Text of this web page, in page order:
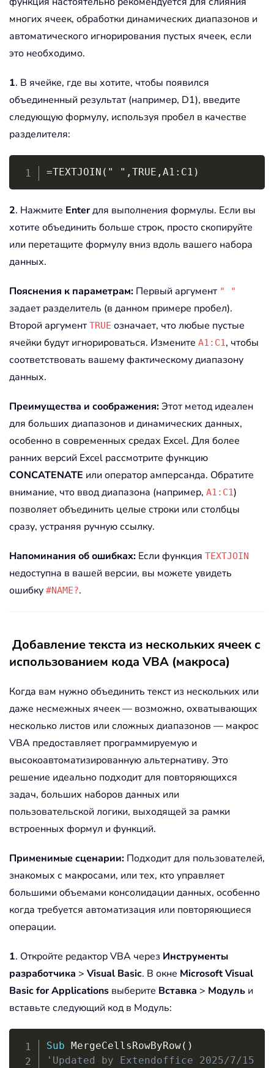
многих ячеек, обработки динамических диапазонов и
автоматического игнорирования пустых ячеек, если
это необходимо.
1. В ячейке, где вы хотите, чтобы появился
объединенный результат (например, D1), введите
следующую формулу, используя пробел в качестве
разделителя:
=TEXTJOIN(" ",TRUE,A1:C1)
2. Нажмите Enterдля выполнения формулы. Если вы
хотите объединить больше строк, просто скопируйте
или перетащите формулу вниз вдоль вашего набора
данных.
Пояснения к параметрам: Первый аргумент " "
задает разделитель (в данном примере пробел).
Второй аргумент TRUE означает, что любые пустые
ячейки будут игнорироваться. Измените A1:C1, чтобы
соответствовать вашему фактическому диапазону
данных.
Преимущества и соображения:Этот метод идеален
для больших диапазонов и динамических данных,
особенно в современных средах Excel. Для более
ранних версий Excel рассмотрите функцию
CONCATENATE или оператор амперсанда. Обратите
внимание, что ввод диапазона (например, A1:C1)
позволяет объединить целые строки или столбцы
сразу, устраняя ручную ссылку.
Напоминания об ошибках: Если функция TEXTJOIN
недоступна в вашей версии, вы можете увидеть
ошибку #NAME?.
Добавление текста из нескольких ячеек с
использованием кода VBA (макроса)
Когда вам нужно объединить текст из нескольких или
даже несмежных ячеек — возможно, охватывающих
несколько листов или сложных диапазонов — макрос
VBA предоставляет программируемую и
высокоавтоматизированную альтернативу. Это
решение идеально подходит для повторяющихся
задач, больших наборов данных или
пользовательской логики, выходящей за рамки
встроенных формул и функций.
Применимые сценарии: Подходит для пользователей,
знакомых с макросами, или тех, кто управляет
большими объемами консолидации данных, особенно
когда требуется автоматизация или повторяющиеся
операции.
1. Откройте редактор VBA через Инструменты
разработчика > Visual Basic. В окне Microsoft Visual
Basic for Applications выберите Вставка > Модуль и
вставьте следующий код в Модуль:
Sub MergeCellsRowByRow( )
'Updated by Extendoffice 2025/7/15